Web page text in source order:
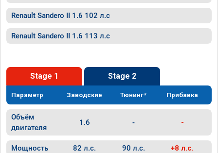
Renault Sandero II 1.6 102 л.с
Renault Sandero II 1.6 113 л.с
Stage 1 Stage 2
Параметр Заводские Тюнинг* Прибавка
Объём
двигателя
1.6 - -
Мощность 82 л.с. 90 л.с. +8 л.с.